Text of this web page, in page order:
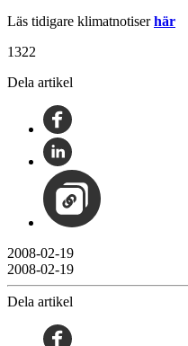
Läs tidigare klimatnotiserhär
1322
Dela artikel
2008-02-19
2008-02-19
Dela artikel